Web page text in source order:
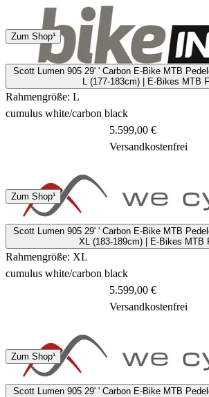
Spedition
13 - 15 Tage
Zum Shop¹
Scott Lumen 905 29' ' Carbon E-Bike MTB
L (177-183cm) | E-Bikes MTB
Rahmengröße: L
cumulus white/carbon black
Spedition
5 Tage
5.599,00 €
Versandkostenfrei
Zum Shop¹
Scott Lumen 905 29' ' Carbon E-Bike MTB
XL (183-189cm) | E-Bikes MTB
Rahmengröße: XL
cumulus white/carbon black
Spedition
5 Tage
5.599,00 €
Versandkostenfrei
Zum Shop¹
Scott Lumen 905 29' ' Carbon E-Bike MTB